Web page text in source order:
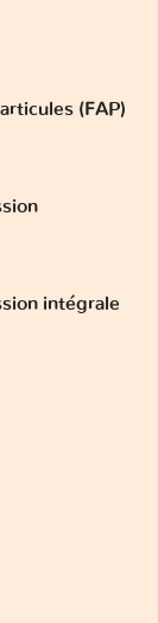
(FAP)
intégrale